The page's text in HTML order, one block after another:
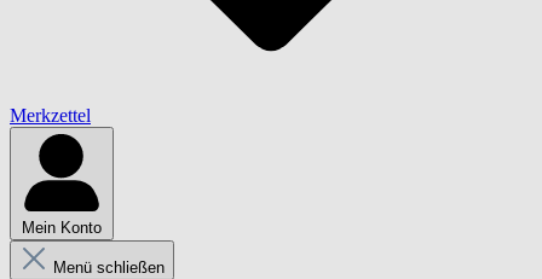
Merkzettel
Mein Konto
Menü schließen